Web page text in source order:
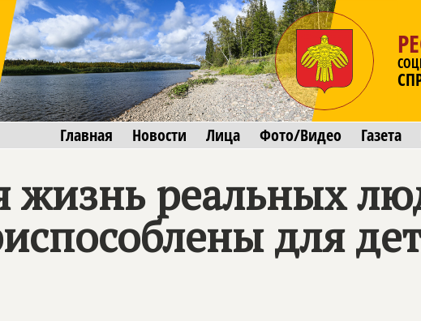
Главная Новости Лица Фото/Видео Газета
жизнь реальных
для